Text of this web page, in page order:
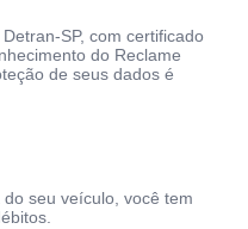
SP, com certificado
do Reclame
de seus dados é
seu veículo, você tem